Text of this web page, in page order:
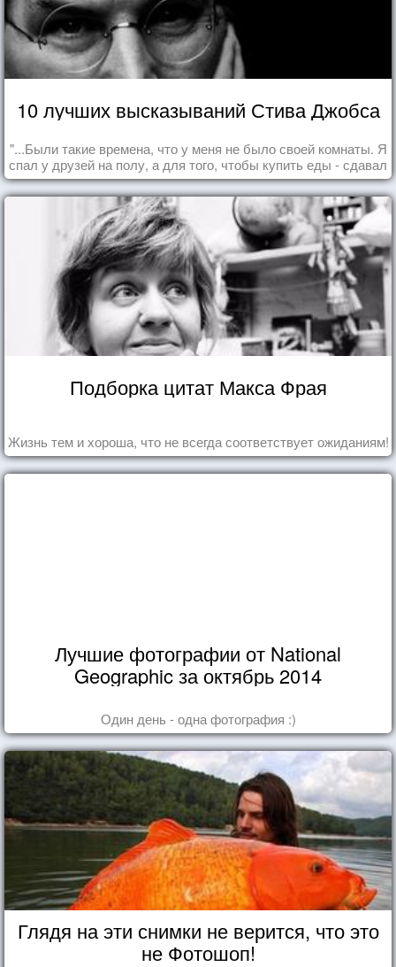
10 лучших высказываний Стива Джобса
"...Были такие времена, что у меня не было своей комнаты. Я
спал у друзей на полу, а для того, чтобы купить еды - сдавал
бутылки из под кока-колы"
Подборка цитат Макса Фрая
Жизнь тем и хороша, что не всегда соответствует ожиданиям!
Лучшие фотографии от National
Geographic за октябрь 2014
Один день - одна фотография :)
Глядя на эти снимки не верится, что это
не Фотошоп!